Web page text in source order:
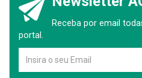
Receba por email
portal.